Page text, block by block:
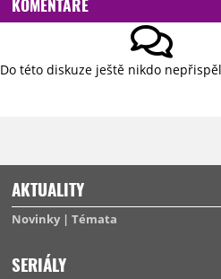
KOMENTÁŘE
Do této diskuze ještě nikdo
AKTUALITY
Novinky Témata
SERIÁLY